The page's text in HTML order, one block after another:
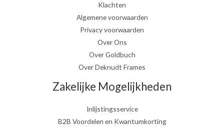
Klachten
Algemene voorwaarden
Privacy voorwaarden
Over Ons
Over Goldbuch
Over Deknudt Frames
Zakelijke Mogelijkheden
Inlijstingsservice
B2B Voordelen en Kwantumkorting